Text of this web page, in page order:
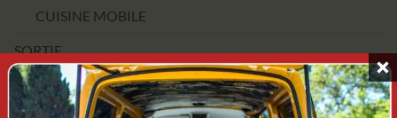
CUISINE MOBILE
SORTIE
FOURCHETTE DE PRIX